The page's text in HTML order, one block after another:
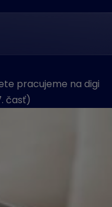
pracujeme na digi
časť)